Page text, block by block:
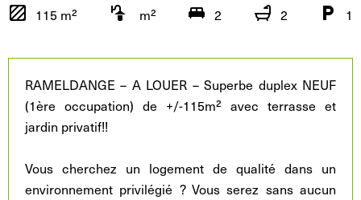
115 m² m² 2 2 1
RAMELDANGE – A LOUER – Superbe duplex NEUF
(1ère occupation) de +/-115m² avec terrasse et
jardin privatif!!
Vous cherchez un logement de qualité dans un
environnement privilégié ? Vous serez sans aucun